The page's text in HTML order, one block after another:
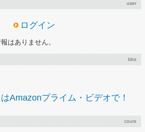
user
ログイン
はありません。
bbs
Amazonプライム・ビデオで！
cours